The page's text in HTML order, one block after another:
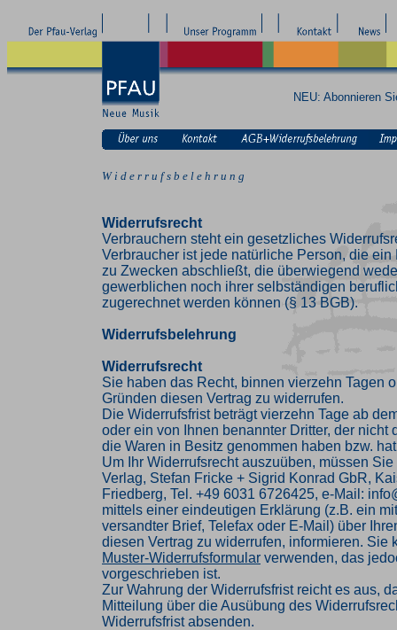
NEU: Abonnieren
W i d e r r u f s b e l e h r u n g
Widerrufsrecht
Verbrauchern steht ein gesetzliches
Verbraucher ist jede natürliche Person, die ein
zu Zwecken abschließt, die überwiegend
gewerblichen noch ihrer selbständigen
zugerechnet werden können (§ 13 BGB).
Widerrufsbelehrung
Widerrufsrecht
Sie haben das Recht, binnen vierzehn Tagen
Gründen diesen Vertrag zu widerrufen.
Die Widerrufsfrist beträgt vierzehn Tage ab
oder ein von Ihnen benannter Dritter, der nicht
die Waren in Besitz genommen haben bzw.
Um Ihr Widerrufsrecht auszuüben, müssen
Verlag, Stefan Fricke + Sigrid Konrad GbR,
Friedberg, Tel. +49 6031 6726425, e-Mail:
mittels einer eindeutigen Erklärung (z.B. ein
versandter Brief, Telefax oder E-Mail) über
diesen Vertrag zu widerrufen, informieren. Sie
Muster-Widerrufsformular verwenden, das
vorgeschrieben ist.
Zur Wahrung der Widerrufsfrist reicht es aus,
Mitteilung über die Ausübung des
Widerrufsfrist absenden.